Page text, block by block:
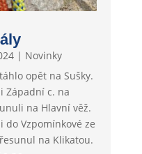
| Novinky
opět na Sušky.
Západní c. na
na Hlavní věž.
do Vzpomínkové ze
na Klikatou.